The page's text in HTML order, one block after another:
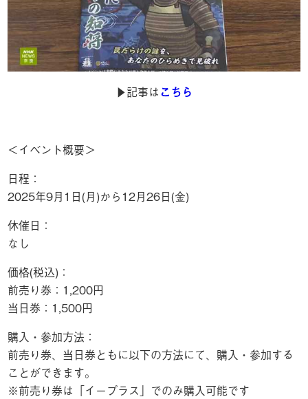
▶︎記事はこちら
＜イベント概要＞
日程：
2025年9月1日(月)から12月26日(金)
休催日：
なし
価格(税込)：
前売り券：1,200円
当日券：1,500円
購入・参加方法：
前売り券、当日券ともに以下の方法にて、購入・参加する
ことができます。
※前売り券は「イープラス」でのみ購入可能です